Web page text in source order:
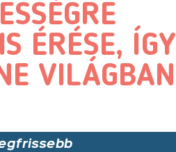
ÉRÉSE, ÍGY
VILÁGBAN